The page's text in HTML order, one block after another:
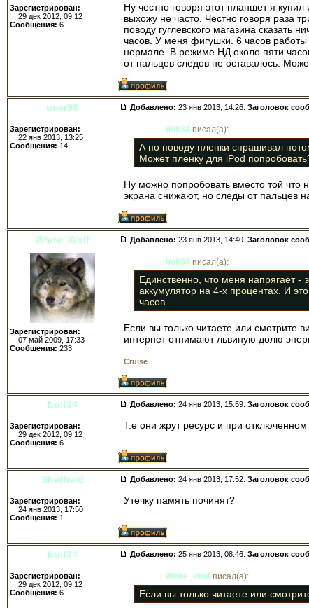
Зарегистрирован:
29 дек 2012, 09:12
Сообщения: 6
Ну честно говоря этот планшет я
выхожу не часто. Честно говоря раза
поводу гуглевского магазина сказать
часов. У меня фигушки. 6 часов
нормале. В режиме НД около пяти
от пальцев следов не оставалось.
user98 Добавлено: 23 янв 2013, 14:26. Заголовок
Зарегистрирован:
22 янв 2013, 13:25
Сообщения: 14
bolt34 писал(а):
А по поводу пленки спрашивал
Может пленку для iPod
Ну можно попробовать вместо той что
экрана снижают, но следы от пальцев
White_Wolf Добавлено: 23 янв 2013, 14:40. Заголовок
Зарегистрирован:
07 май 2009, 17:33
Сообщения: 233
bolt34 писал(а):
Единственно, что меня напрягает
аккумулятор на 4-х процентах. И
часов.
Если вы только читаете или смотрите
интернет отнимают львиную долю
Cruise
bolt34 Добавлено: 24 янв 2013, 15:59. Заголовок
Зарегистрирован:
29 дек 2012, 09:12
Сообщения: 6
Т.е они жрут ресурс и при
Sheffield Добавлено: 24 янв 2013, 17:52. Заголовок
Зарегистрирован:
24 янв 2013, 17:50
Сообщения: 1
Утечку память починят?
bolt34 Добавлено: 25 янв 2013, 08:46. Заголовок
Зарегистрирован:
29 дек 2012, 09:12
Сообщения: 6
White_Wolf писал(а):
Если вы только читаете или